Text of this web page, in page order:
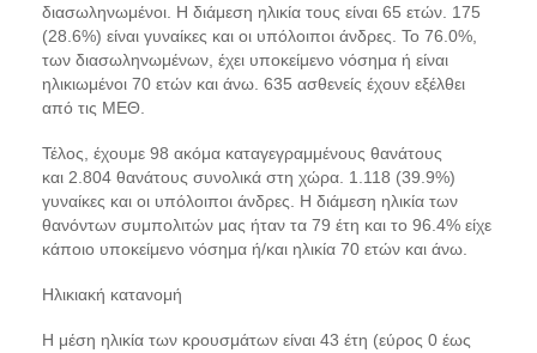
διασωληνωμένοι. Η διάμεση ηλικία τους είναι 65 ετών. 175
(28.6%) είναι γυναίκες και οι υπόλοιποι άνδρες. To 76.0%,
των διασωληνωμένων, έχει υποκείμενο νόσημα ή είναι
ηλικιωμένοι 70 ετών και άνω. 635 ασθενείς έχουν εξέλθει
από τις ΜΕΘ.
Τέλος, έχουμε 98 ακόμα καταγεγραμμένους θανάτους
και 2.804 θανάτους συνολικά στη χώρα. 1.118 (39.9%)
γυναίκες και οι υπόλοιποι άνδρες. Η διάμεση ηλικία των
θανόντων συμπολιτών μας ήταν τα 79 έτη και το 96.4% είχε
κάποιο υποκείμενο νόσημα ή/και ηλικία 70 ετών και άνω.
Ηλικιακή κατανομή
Η μέση ηλικία των κρουσμάτων είναι 43 έτη (εύρος 0 έως